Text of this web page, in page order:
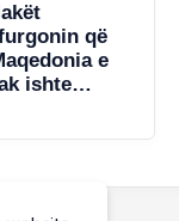
që
e
ishte…